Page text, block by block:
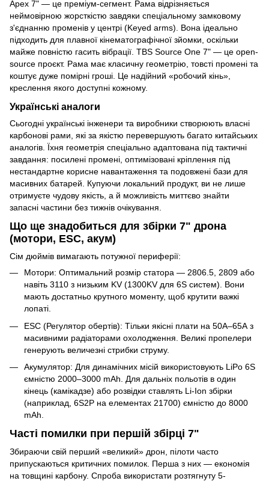
Apex 7" — це преміум-сегмент. Рама відрізняється
неймовірною жорсткістю завдяки спеціальному замковому
з'єднанню променів у центрі (Keyed arms). Вона ідеально
підходить для плавної кінематографічної зйомки, оскільки
майже повністю гасить вібрації. TBS Source One 7" — це open-
source проєкт. Рама має класичну геометрію, товсті промені та
коштує дуже помірні гроші. Це надійний «робочий кінь»,
креслення якого доступні кожному.
Українські аналоги
Сьогодні українські інженери та виробники створюють власні
карбонові рами, які за якістю перевершують багато китайських
аналогів. Їхня геометрія спеціально адаптована під тактичні
завдання: посилені промені, оптимізовані кріплення під
нестандартне корисне навантаження та подовжені бази для
масивних батарей. Купуючи локальний продукт, ви не лише
отримуєте чудову якість, а й можливість миттєво знайти
запасні частини без тижнів очікування.
Що ще знадобиться для збірки 7" дрона
(мотори, ESC, акум)
Сім дюймів вимагають потужної периферії:
Мотори: Оптимальний розмір статора — 2806.5, 2809 або
навіть 3110 з низьким KV (1300KV для 6S систем). Вони
мають достатньо крутного моменту, щоб крутити важкі
лопаті.
ESC (Регулятор обертів): Тільки якісні плати на 50А–65А з
масивними радіаторами охолодження. Великі пропелери
генерують величезні стрибки струму.
Акумулятор: Для динамічних місій використовують LiPo 6S
ємністю 2000–3000 mAh. Для дальніх польотів в один
кінець (камікадзе) або розвідки ставлять Li-Ion збірки
(наприклад, 6S2P на елементах 21700) ємністю до 8000
mAh.
Часті помилки при першій збірці 7"
Збираючи свій перший «великий» дрон, пілоти часто
припускаються критичних помилок. Перша з них — економія
на товщині карбону. Спроба використати розтягнуту 5-